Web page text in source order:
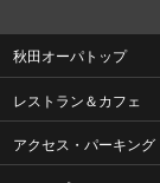
秋田オーパトップ
レストラン＆カフェ
アクセス・パーキング